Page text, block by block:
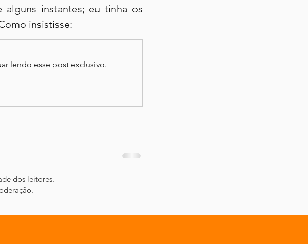
alguns instantes; eu tinha os
insistisse:
lendo esse post exclusivo.
dos leitores.